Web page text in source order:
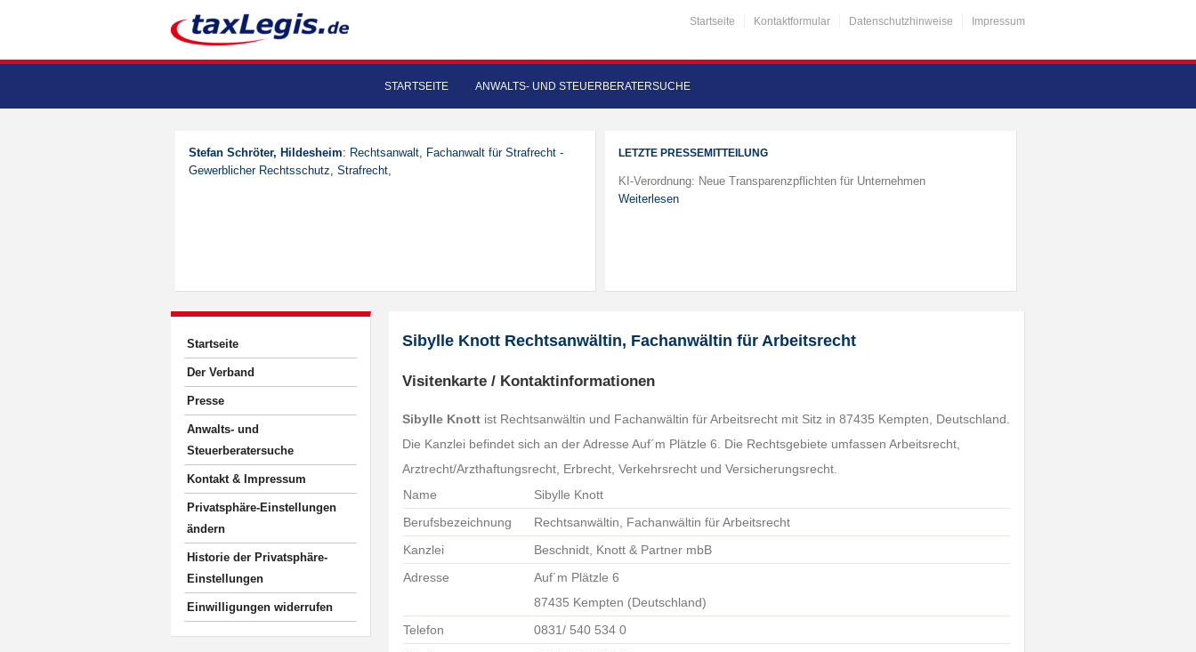
Startseite Kontaktformular Datenschutzhinweise Impressum
STARTSEITE ANWALTS- UND STEUERBERATERSUCHE
Stefan Schröter, Hildesheim: Rechtsanwalt, Fachanwalt für Strafrecht -
Gewerblicher Rechtsschutz, Strafrecht,
LETZTE PRESSEMITTEILUNG
KI-Verordnung: Neue Transparenzpflichten für Unternehmen
Weiterlesen
Startseite
Der Verband
Presse
Anwalts- und
Steuerberatersuche
Kontakt & Impressum
Privatsphäre-Einstellungen
ändern
Historie der Privatsphäre-
Einstellungen
Einwilligungen widerrufen
Sibylle Knott Rechtsanwältin, Fachanwältin für Arbeitsrecht
Visitenkarte / Kontaktinformationen
Sibylle Knott ist Rechtsanwältin und Fachanwältin für Arbeitsrecht mit Sitz in 87435 Kempten, Deutschland.
Die Kanzlei befindet sich an der Adresse Auf´m Plätzle 6. Die Rechtsgebiete umfassen Arbeitsrecht,
Arztrecht/Arzthaftungsrecht, Erbrecht, Verkehrsrecht und Versicherungsrecht.
Name
Sibylle Knott
Berufsbezeichnung
Rechtsanwältin, Fachanwältin für Arbeitsrecht
Kanzlei
Beschnidt, Knott & Partner mbB
Adresse
Auf´m Plätzle 6
87435 Kempten (Deutschland)
Telefon
0831/ 540 534 0